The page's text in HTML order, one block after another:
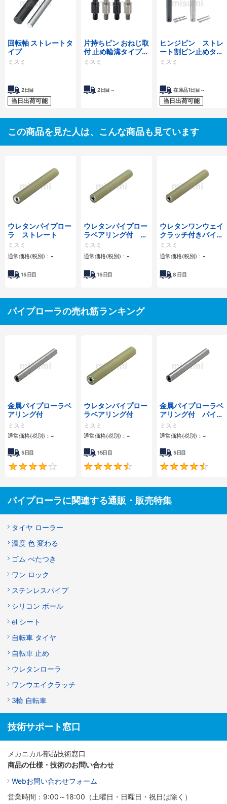
回転軸 ストレートタ
イプ
ミスミ
2日目
当日出荷可能
片持ちピン おねじ取
付 止め輪溝タイプ・
標準タイプ・六角穴
ミスミ
2日目～
ヒンジピン ストレ
ート割ピン止めタイ
プ
ミスミ
在庫品1日目～
当日出荷可能
この商品を見た人は、こんな商品も見ています
ウレタンパイプロー
ラ ストレート
ミスミ
通常価格(税別)： -
15日目
ウレタンパイプロー
ラベアリング付 パ
イプ材タイプ
ミスミ
通常価格(税別)： -
15日目
ウレタンワンウェイ
クラッチ付きパイプ
ローラ
ミスミ
通常価格(税別)： -
8 日目
パイプローラの売れ筋ランキング
金属パイプローラベ
アリング付
ミスミ
通常価格(税別)： -
5日目
3.8
ウレタンパイプロー
ラベアリング付
ミスミ
通常価格(税別)： -
15日目
4.6
金属パイプローラベ
アリング付 パイプ
材タイプ
ミスミ
通常価格(税別)： -
5日目
パイプローラに関連する通販・販売特集
タイヤ ローラー
温度 色 変わる
ゴム べたつき
ワン ロック
ステンレスパイプ
シリコン ボール
el シート
自転車 タイヤ
自転車 止め
ウレタンローラ
ワンウエイクラッチ
3輪 自転車
技術サポート窓口
メカニカル部品技術窓口
商品の仕様・技術のお問い合わせ
Webお問い合わせフォーム
営業時間：9:00～18:00（土曜日・日曜日・祝日は除く）